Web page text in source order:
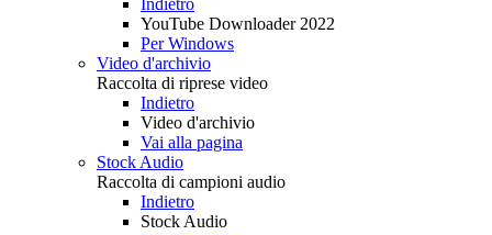
Indietro
YouTube Downloader 2022
Per Windows
Video d'archivio
Raccolta di riprese video
Indietro
Video d'archivio
Vai alla pagina
Stock Audio
Raccolta di campioni audio
Indietro
Stock Audio